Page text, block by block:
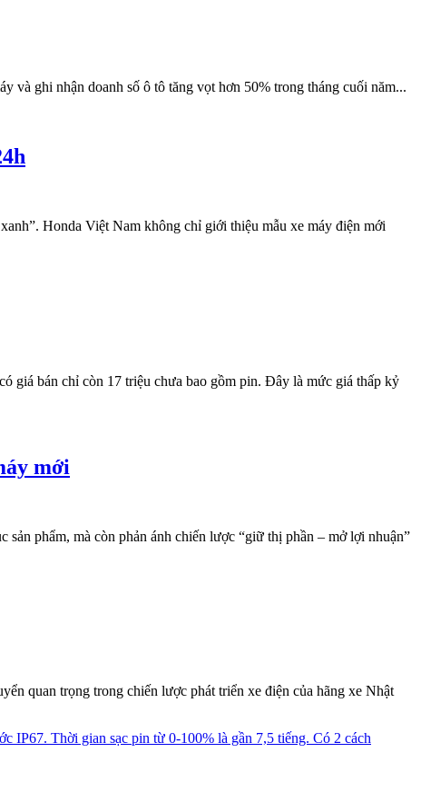
và ghi nhận doanh số ô tô tăng vọt hơn 50% trong tháng cuối năm...
Honda Việt Nam không chỉ giới thiệu mẫu xe máy điện mới
giá bán chỉ còn 17 triệu chưa bao gồm pin. Đây là mức giá thấp kỷ
mới
phẩm, mà còn phản ánh chiến lược “giữ thị phần – mở lợi nhuận”
quan trọng trong chiến lược phát triển xe điện của hãng xe Nhật